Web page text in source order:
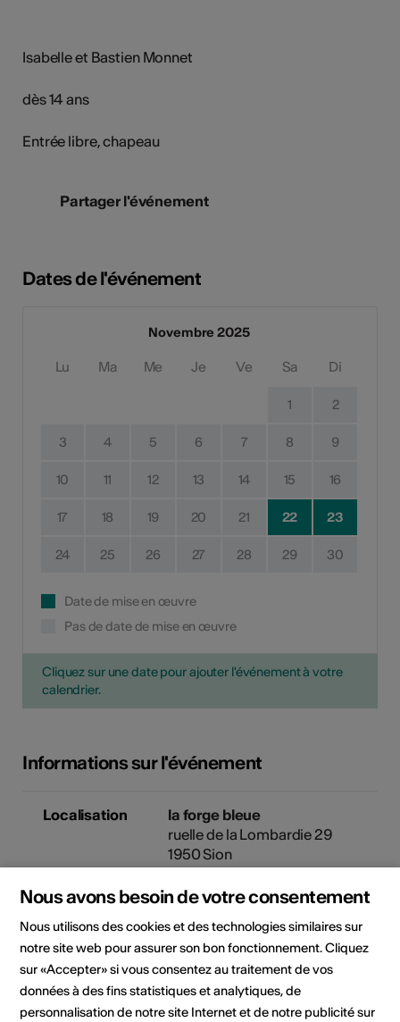
Isabelle et Bastien Monnet
dès 14 ans
Entrée libre, chapeau
Partager l'événement
Dates de l'événement
Novembre 2025
Lu Ma Me Je Ve Sa Di
1 2
3 4 5 6 7 8 9
10 11 12 13 14 15 16
17 18 19 20 21 22 23
24 25 26 27 28 29 30
Date de mise en œuvre
Pas de date de mise en œuvre
Cliquez sur une date pour ajouter l'événement à votre
calendrier.
Informations sur l'événement
Localisation
la forge bleue
ruelle de la Lombardie 29
1950 Sion
Organisateur
La Forge Bleue
rue de la Lombardie 29
1950 Sion
Téléphone +41 (0)79 686 67 39
Nous avons besoin de votre consentement
Nous utilisons des cookies et des technologies similaires sur
notre site web pour assurer son bon fonctionnement. Cliquez
sur «Accepter» si vous consentez au traitement de vos
données à des fins statistiques et analytiques, de
personnalisation de notre site Internet et de notre publicité sur